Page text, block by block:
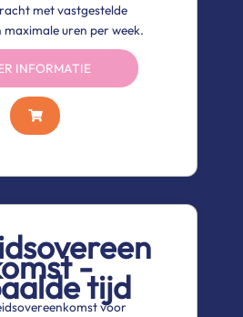
met vastgestelde
maximale uren per week.
INFORMATIE
-tijd
voor